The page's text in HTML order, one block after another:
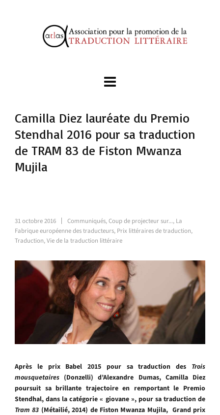
Camilla Diez lauréate du Premio
Stendhal 2016 pour sa traduction
de TRAM 83 de Fiston Mwanza
Mujila
31 octobre 2016 Communiqués,Coup de projecteur sur..., La
Fabrique européenne des traducteurs, Prix littéraires de traduction,
Traduction,Vie de la traduction littéraire
Après le prix Babel 2015 pour sa traduction des Trois
mousquetaires (Donzelli) d’Alexandre Dumas, Camilla Diez
poursuit sa brillante trajectoire en remportant le Premio
Stendhal, dans la catégorie « giovane », pour sa traduction de
Tram 83 (Métailié, 2014) de Fiston Mwanza Mujila, Grand prix